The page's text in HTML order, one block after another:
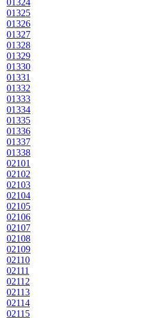
01324
01325
01326
01327
01328
01329
01330
01331
01332
01333
01334
01335
01336
01337
01338
02101
02102
02103
02104
02105
02106
02107
02108
02109
02110
02111
02112
02113
02114
02115